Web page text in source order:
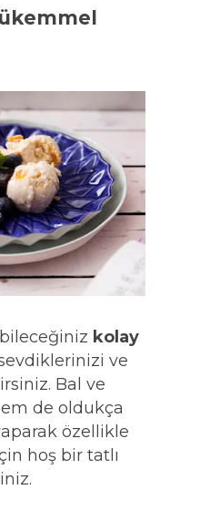
kolay
ve
Bal ve
de oldukça
özellikle
hoş bir tatlı